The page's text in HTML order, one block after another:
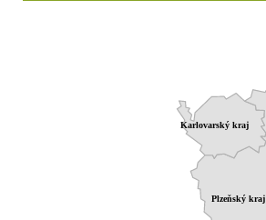
Plzeňský kraj
Karlovarský kraj